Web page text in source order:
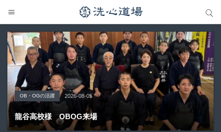
OB・OGの活躍 2026-08-05
龍谷高校様 OBOG来場
Topics 2026-08-05
広島県青春英龍館道場来場
大会の結果 2026-07-31
愛知県の星城高校へ出稽古
大会の結果 2026-07-25
第80回愛知県中学校総合体育大会・地区予選
大会の結果 2026-07-22
第136回愛知県剣道道場連盟研修会トーナメント戦
サイト内検索